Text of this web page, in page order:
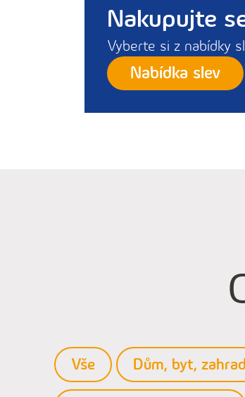
Nakupujte
Vyberte si z nabídky
Nabídka slev
Vše Dům, byt,